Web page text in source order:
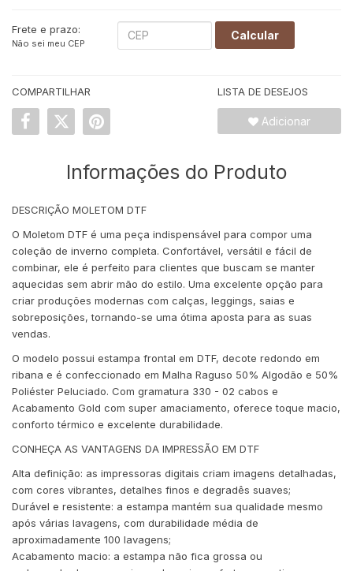
Frete e prazo:
Não sei meu CEP
Calcular
COMPARTILHAR LISTA DE DESEJOS
Adicionar
Informações do Produto
DESCRIÇÃO MOLETOM DTF
O Moletom DTF é uma peça indispensável para compor uma
coleção de inverno completa. Confortável, versátil e fácil de
combinar, ele é perfeito para clientes que buscam se manter
aquecidas sem abrir mão do estilo. Uma excelente opção para
criar produções modernas com calças, leggings, saias e
sobreposições, tornando-se uma ótima aposta para as suas
vendas.
O modelo possui estampa frontal em DTF, decote redondo em
ribana e é confeccionado em Malha Raguso 50% Algodão e 50%
Poliéster Peluciado. Com gramatura 330 - 02 cabos e
Acabamento Gold com super amaciamento, oferece toque macio,
conforto térmico e excelente durabilidade.
CONHEÇA AS VANTAGENS DA IMPRESSÃO EM DTF
Alta definição: as impressoras digitais criam imagens detalhadas,
com cores vibrantes, detalhes finos e degradês suaves;
Durável e resistente: a estampa mantém sua qualidade mesmo
após várias lavagens, com durabilidade média de
aproximadamente 100 lavagens;
Acabamento macio: a estampa não fica grossa ou